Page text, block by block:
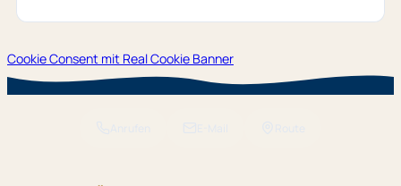
Cookie Consent mit Real Cookie Banner